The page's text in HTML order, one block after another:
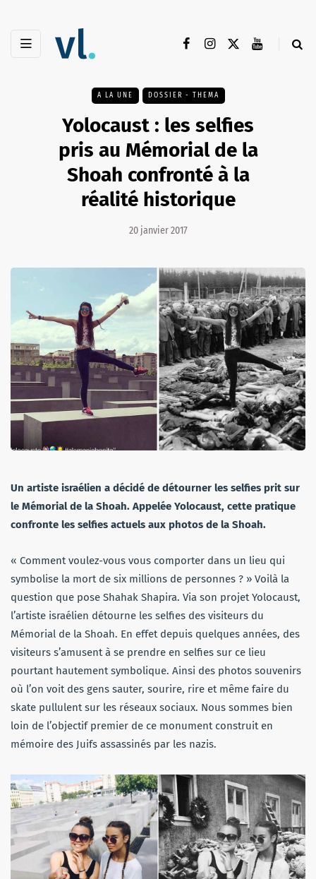
A LA UNE DOSSIER - THEMA
Yolocaust : les selfies
pris au Mémorial de la
Shoah confronté à la
réalité historique
20 janvier 2017
Un artiste israélien a décidé de détourner les selfies prit sur
le Mémorial de la Shoah. Appelée Yolocaust, cette pratique
confronte les selfies actuels aux photos de la Shoah.
« Comment voulez-vous vous comporter dans un lieu qui
symbolise la mort de six millions de personnes ? » Voilà la
question que pose Shahak Shapira. Via son projet Yolocaust,
l’artiste israélien détourne les selfies des visiteurs du
Mémorial de la Shoah. En effet depuis quelques années, des
visiteurs s’amusent à se prendre en selfies sur ce lieu
pourtant hautement symbolique. Ainsi des photos souvenirs
où l’on voit des gens sauter, sourire, rire et même faire du
skate pullulent sur les réseaux sociaux. Nous sommes bien
loin de l’objectif premier de ce monument construit en
mémoire des Juifs assassinés par les nazis.